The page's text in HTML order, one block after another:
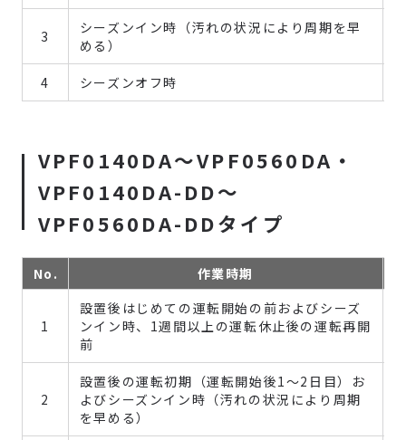
3
シーズンイン時（汚れの状況により周期を早
める）
4 シーズンオフ時
VPF0140DA～VPF0560DA・
VPF0140DA-DD～
VPF0560DA-DDタイプ
No. 作業時期
1
設置後はじめての運転開始の前およびシーズ
ンイン時、1週間以上の運転休止後の運転再開
前
2
設置後の運転初期（運転開始後1～2日目）お
よびシーズンイン時（汚れの状況により周期
を早める）